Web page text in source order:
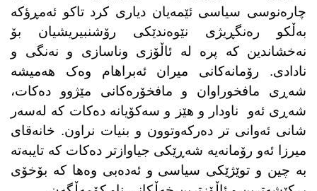
چارەنوسی سیاسی ئێمەیان دیاری کرد تاکو ئەمڕؤکە
بەڵکو رەنگڕیژی نێوەندێکی رۆشنبیریشیان بۆ
نەخشاندین کە پرە لە ئاڵۆزی وناسازی و نەنگی و
نادادی. رۆمانەکانی میران ئەبراهام وەک هەمیشە
شەڕی مافخوراوان و مافخۆرەکانی مێژوو دەکات،
شەڕی ئەو ناودار و هێز و سەکۆیانە دەکات کە لەسەر
شانی ئەوانی تر دەرکەوتوون و بنیات نراون. خانەقای
میرزا ئەو رۆمانەیە شەڕێکی جیاوازتر دەکات کە تایبەتە
بە چین و توێژێکی سیاسی و ئەدەبی وەها کە بۆخۆی